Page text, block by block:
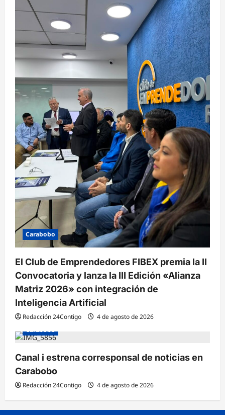
Carabobo
El Club de Emprendedores FIBEX premia la II
Convocatoria y lanza la III Edición «Alianza
Matriz 2026» con integración de
Inteligencia Artificial
Redacción 24Contigo
4 de agosto de 2026
Carabobo
Canal i estrena corresponsal de noticias en
Carabobo
Redacción 24Contigo 4 de agosto de 2026